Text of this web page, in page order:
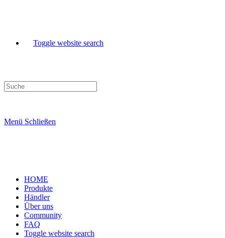
Toggle website search
Menü Schließen
HOME
Produkte
Händler
Über uns
Community
FAQ
Toggle website search